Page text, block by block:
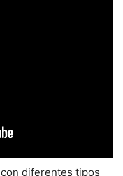
diferentes tipos